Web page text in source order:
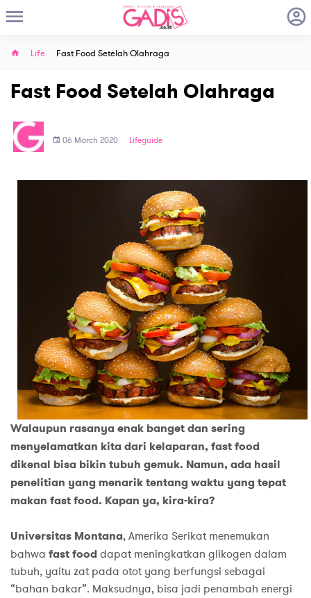
Life Fast Food Setelah Olahraga
Fast Food Setelah Olahraga
06 March 2020 Lifeguide
Walaupun rasanya enak banget dan sering
menyelamatkan kita dari kelaparan, fast food
dikenal bisa bikin tubuh gemuk. Namun, ada hasil
penelitian yang menarik tentang waktu yang tepat
makan fast food. Kapan ya, kira-kira?
Universitas Montana, Amerika Serikat menemukan
bahwa fast food dapat meningkatkan glikogen dalam
tubuh, yaitu zat pada otot yang berfungsi sebagai
“bahan bakar”. Maksudnya, bisa jadi penambah energi